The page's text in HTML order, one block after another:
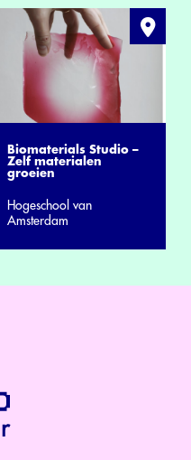
Biomaterials Studio –
Zelf materialen
groeien
Hogeschool van
Amsterdam